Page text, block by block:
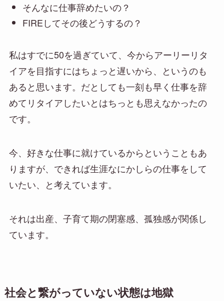
そんなに仕事辞めたいの？
FIREしてその後どうするの？
私はすでに50を過ぎていて、今からアーリーリタ
イアを目指すにはちょっと遅いから、というのも
あると思います。だとしても一刻も早く仕事を辞
めてリタイアしたいとはちっとも思えなかったの
です。
今、好きな仕事に就けているからということもあ
りますが、できれば生涯なにかしらの仕事をして
いたい、と考えています。
それは出産、子育て期の閉塞感、孤独感が関係し
ています。
社会と繋がっていない状態は地獄